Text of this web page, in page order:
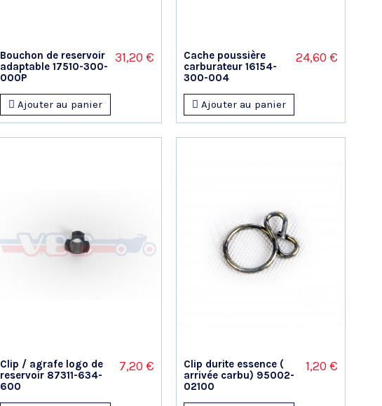
Bouchon de reservoir
adaptable 17510-300-
000P
31,20 €
Ajouter au panier
Cache poussière
carburateur 16154-
300-004
24,60 €
Ajouter au panier
Clip / agrafe logo de
reservoir 87311-634-
600
7,20 €
Clip durite essence (
arrivée carbu) 95002-
02100
1,20 €